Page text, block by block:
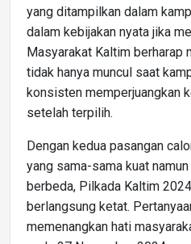
yang ditampilkan dalam
dalam kebijakan nyata jika
Masyarakat Kaltim berharap
tidak hanya muncul saat
konsisten memperjuangkan
setelah terpilih.
Dengan kedua pasangan
yang sama-sama kuat
berbeda, Pilkada Kaltim
berlangsung ketat.
memenangkan hati